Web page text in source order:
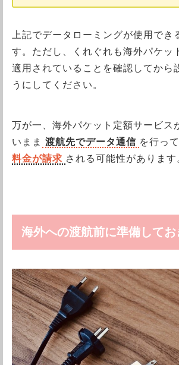
上記でデータローミングが使用でき
す。ただし、くれぐれも海外パケッ
適用されていることを確認してから
うにしてください。
万が一、海外パケット定額サービス
いまま 渡航先でデータ通信 を行っ
料金が請求 される可能性があります
海外への渡航前に準備して